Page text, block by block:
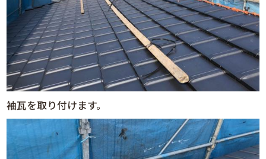
袖瓦を取り付けます。